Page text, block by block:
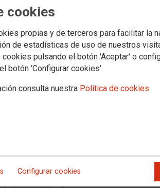
cookies
propias y de terceros para facilitar la
de estadísticas de uso de nuestros
pulsando el botón 'Aceptar' o
botón 'Configurar cookies'
consulta nuestra Política de cookies
Configurar cookies
BASES GENERALES DE CONCURSOS Y LIBRE
Veure document